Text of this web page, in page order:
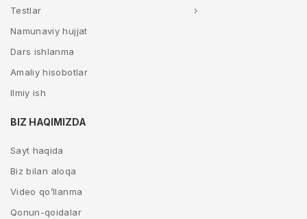
Testlar
Namunaviy hujjat
Dars ishlanma
Amaliy hisobotlar
Ilmiy ish
BIZ HAQIMIZDA
Sayt haqida
Biz bilan aloqa
Video qo’llanma
Qonun-qoidalar